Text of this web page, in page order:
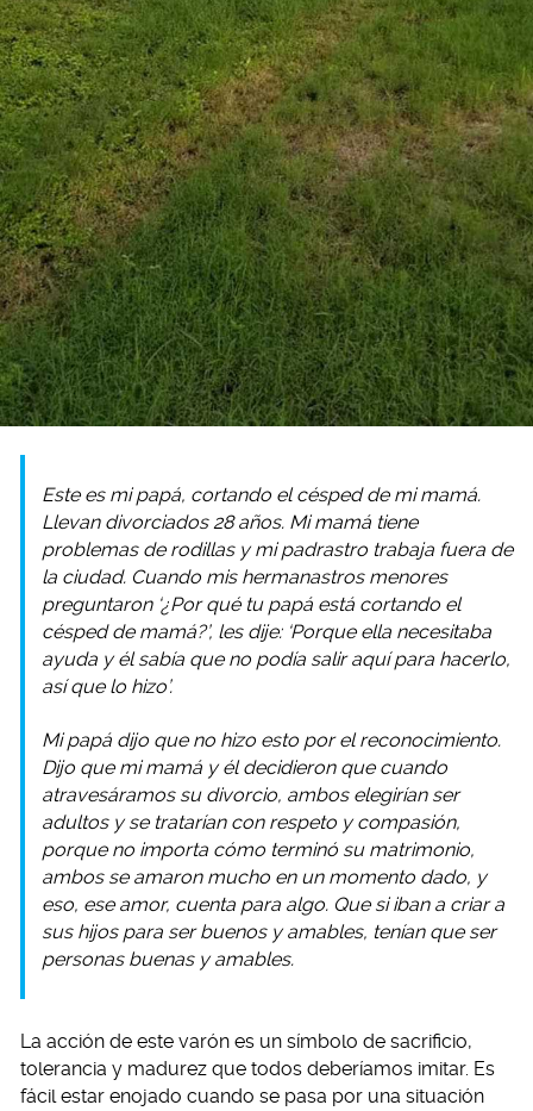
Este es mi papá, cortando el césped de mi mamá.
Llevan divorciados 28 años. Mi mamá tiene
problemas de rodillas y mi padrastro trabaja fuera de
la ciudad. Cuando mis hermanastros menores
preguntaron ‘¿Por qué tu papá está cortando el
césped de mamá?’, les dije: ‘Porque ella necesitaba
ayuda y él sabía que no podía salir aquí para hacerlo,
así que lo hizo’.
Mi papá dijo que no hizo esto por el reconocimiento.
Dijo que mi mamá y él decidieron que cuando
atravesáramos su divorcio, ambos elegirían ser
adultos y se tratarían con respeto y compasión,
porque no importa cómo terminó su matrimonio,
ambos se amaron mucho en un momento dado, y
eso, ese amor, cuenta para algo. Que si iban a criar a
sus hijos para ser buenos y amables, tenían que ser
personas buenas y amables.
La acción de este varón es un símbolo de sacrificio,
tolerancia y madurez que todos deberíamos imitar. Es
fácil estar enojado cuando se pasa por una situación